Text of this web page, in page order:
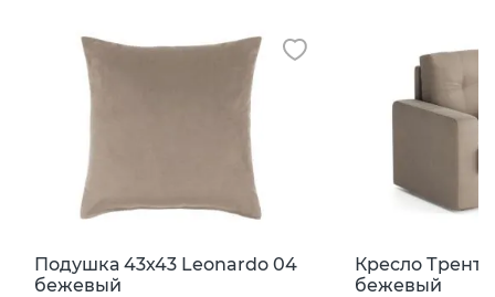
Подушка 43х43 Leonardo 04
бежевый
Кресло
бежевый